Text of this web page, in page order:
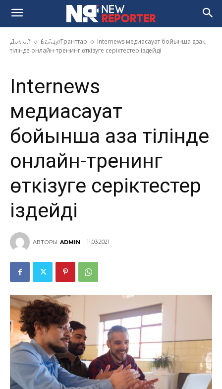
Домой Байқау/Гранттар
Internews медиасауат бойынша қазақ
тілінде онлайн-тренинг өткізуге серіктестер іздейді
бойынша қазақ тілінде онлайн-
тренинг өткізуге серіктестер
іздейді
Internews
медиасауат
бойынша қазақ тілінде
онлайн-тренинг
өткізуге серіктестер
іздейді
АВТОРЫ: ADMIN 11.03.2021